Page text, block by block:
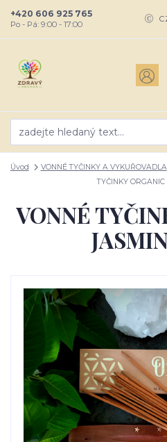
+420 606 925 765
Po - Pá: 9:00 - 17:00
Úvod VONNÉ TYČINKY A VYKUŘOVADLA
TYČINKY
VONNÉ